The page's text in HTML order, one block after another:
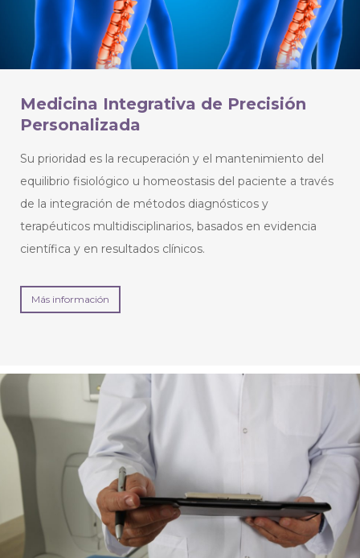
Medicina Integrativa de Precisión
Personalizada
Su prioridad es la recuperación y el mantenimiento del
equilibrio fisiológico u homeostasis del paciente a través
de la integración de métodos diagnósticos y
terapéuticos multidisciplinarios, basados en evidencia
científica y en resultados clínicos.
Más información